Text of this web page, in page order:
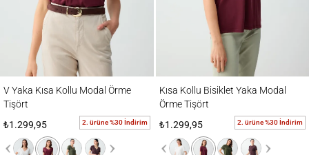
V Yaka Kısa Kollu Modal Örme
Tişört
₺1.299,95
2. ürüne %30 İndirim
Kısa Kollu Bisiklet Yaka Modal
Örme Tişört
₺1.299,95
2. ürüne %30 İndirim